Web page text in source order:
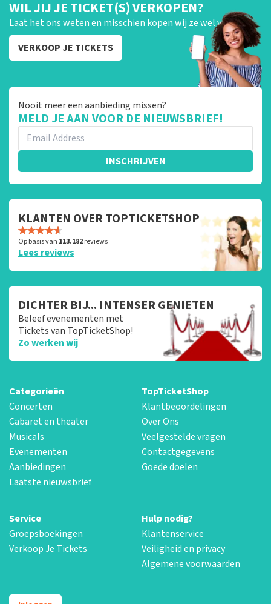
WIL JIJ JE TICKET(S) VERKOPEN?
Laat het ons weten en misschien kopen wij ze wel van je!
VERKOOP JE TICKETS
Nooit meer een aanbieding missen?
MELD JE AAN VOOR DE NIEUWSBRIEF!
INSCHRIJVEN
KLANTEN OVER TOPTICKETSHOP
Op basis van 113.182reviews
Lees reviews
DICHTER BIJ... INTENSER GENIETEN
Beleef evenementen met
Tickets van TopTicketShop!
Zo werken wij
Categorieën
Concerten
Cabaret en theater
Musicals
Evenementen
Aanbiedingen
Laatste nieuwsbrief
TopTicketShop
Klantbeoordelingen
Over Ons
Veelgestelde vragen
Contactgegevens
Goede doelen
Service
Groepsboekingen
Verkoop Je Tickets
Hulp nodig?
Klantenservice
Veiligheid en privacy
Algemene voorwaarden